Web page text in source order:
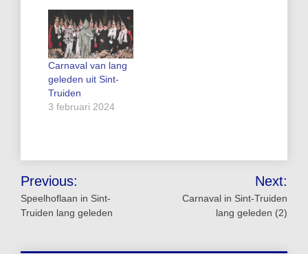
Carnaval van lang
geleden uit Sint-
Truiden
3 februari 2024
Bericht
navigatie
Previous:
Speelhoflaan in Sint-
Truiden lang geleden
Next:
Carnaval in Sint-Truiden
lang geleden (2)